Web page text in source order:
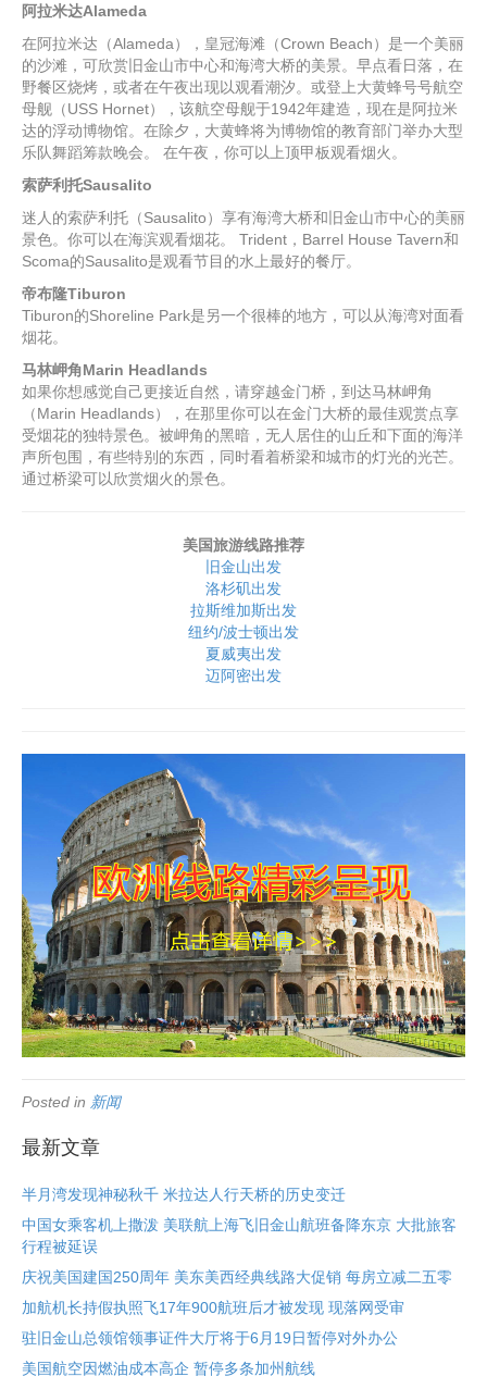
阿拉米达Alameda
在阿拉米达（Alameda），皇冠海滩（Crown Beach）是一个美丽
的沙滩，可欣赏旧金山市中心和海湾大桥的美景。早点看日落，在
野餐区烧烤，或者在午夜出现以观看潮汐。或登上大黄蜂号号航空
母舰（USS Hornet），该航空母舰于1942年建造，现在是阿拉米
达的浮动博物馆。在除夕，大黄蜂将为博物馆的教育部门举办大型
乐队舞蹈筹款晚会。 在午夜，你可以上顶甲板观看烟火。
索萨利托Sausalito
迷人的索萨利托（Sausalito）享有海湾大桥和旧金山市中心的美丽
景色。你可以在海滨观看烟花。 Trident，Barrel House Tavern和
Scoma的Sausalito是观看节目的水上最好的餐厅。
帝布隆Tiburon
Tiburon的Shoreline Park是另一个很棒的地方，可以从海湾对面看
烟花。
马林岬角Marin Headlands
如果你想感觉自己更接近自然，请穿越金门桥，到达马林岬角
（Marin Headlands），在那里你可以在金门大桥的最佳观赏点享
受烟花的独特景色。被岬角的黑暗，无人居住的山丘和下面的海洋
声所包围，有些特别的东西，同时看着桥梁和城市的灯光的光芒。
通过桥梁可以欣赏烟火的景色。
美国旅游线路推荐
旧金山出发
洛杉矶出发
拉斯维加斯出发
纽约/波士顿出发
夏威夷出发
迈阿密出发
Posted in 新闻
最新文章
半月湾发现神秘秋千 米拉达人行天桥的历史变迁
中国女乘客机上撒泼 美联航上海飞旧金山航班备降东京 大批旅客
行程被延误
庆祝美国建国250周年 美东美西经典线路大促销 每房立减二五零
加航机长持假执照飞17年900航班后才被发现 现落网受审
驻旧金山总领馆领事证件大厅将于6月19日暂停对外办公
美国航空因燃油成本高企 暂停多条加州航线